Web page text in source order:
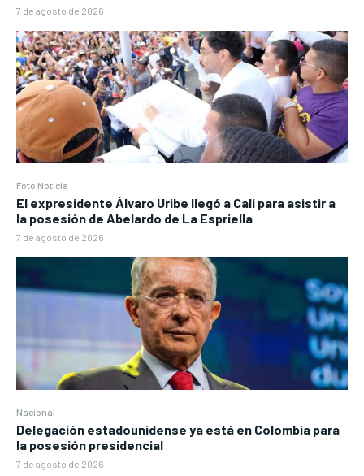
7 de agosto de 2026
Foto Noticia
El expresidente Álvaro Uribe llegó a Cali para asistir a
la posesión de Abelardo de La Espriella
7 de agosto de 2026
Nacional
Delegación estadounidense ya está en Colombia para
la posesión presidencial
7 de agosto de 2026